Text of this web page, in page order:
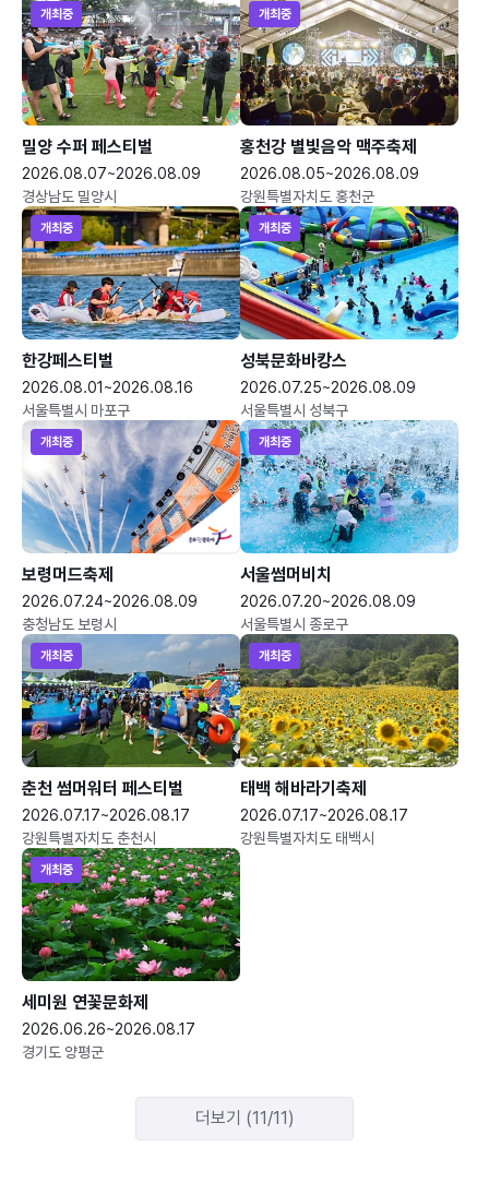
개최중
밀양 수퍼 페스티벌
2026.08.07~2026.08.09
경상남도 밀양시
개최중
홍천강 별빛음악 맥주축제
2026.08.05~2026.08.09
강원특별자치도 홍천군
개최중
한강페스티벌
2026.08.01~2026.08.16
서울특별시 마포구
개최중
성북문화바캉스
2026.07.25~2026.08.09
서울특별시 성북구
개최중
보령머드축제
2026.07.24~2026.08.09
충청남도 보령시
개최중
서울썸머비치
2026.07.20~2026.08.09
서울특별시 종로구
개최중
춘천 썸머워터 페스티벌
2026.07.17~2026.08.17
강원특별자치도 춘천시
개최중
태백 해바라기축제
2026.07.17~2026.08.17
강원특별자치도 태백시
개최중
세미원 연꽃문화제
2026.06.26~2026.08.17
경기도 양평군
더보기 (11/11)